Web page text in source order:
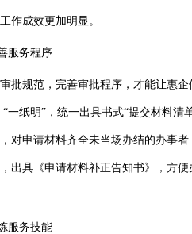
作成效更加明显。
服务程序
规范，完善审批程序，才能让惠企
一纸明”，统一出具书式“提交材料
对申请材料齐全未当场办结的办事
出具《申请材料补正告知书》，方
服务技能